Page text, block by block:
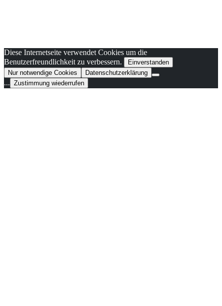
Diese Internetseite verwendet Cookies um die
Benutzerfreundlichkeit zu verbessern.
Einverstanden
Nur notwendige Cookies
Datenschutzerklärung
... Zustimmung wiederrufen